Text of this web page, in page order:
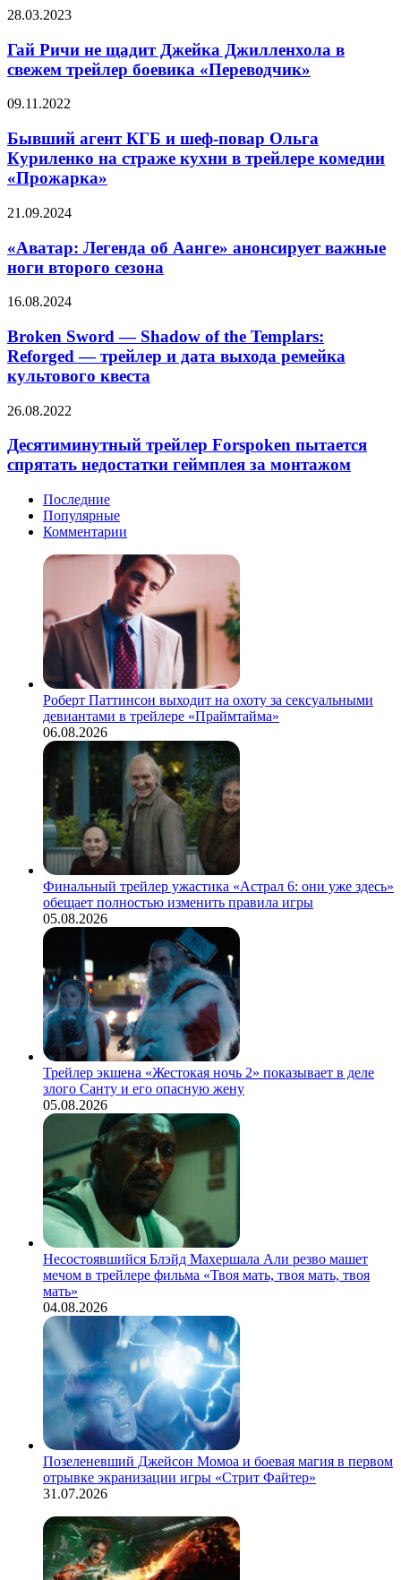
Kiseki
Farewell,
O
Zemuria
Бэтмена
Китона
(видео)
Гай
не
щадит
Джейка
в
трейлер
боевика
«Переводчик»
28.03.2023
Гай Ричи не щадит Джейка Джилленхола в
свежем трейлер боевика «Переводчик»
Бывший
КГБ
и
шеф-
повар
Куриленко
страже
кухни
в
трейлере
«Прожарка»
09.11.2022
Бывший агент КГБ и шеф-повар Ольга
Куриленко на страже кухни в трейлере комедии
«Прожарка»
«Аватар:
об
Аанге»
анонсирует
ноги
сезона
21.09.2024
«Аватар: Легенда об Аанге» анонсирует важные
ноги второго сезона
Broken
—
Shadow
of
the
Reforged
трейлер
и
дата
выхода
ремейка
культового
квеста
16.08.2024
Broken Sword — Shadow of the Templars:
Reforged — трейлер и дата выхода ремейка
культового квеста
Десятиминутный
Forspoken
пытается
спрятать
геймплея
монтажом
26.08.2022
Десятиминутный трейлер Forspoken пытается
спрятать недостатки геймплея за монтажом
Последние
Популярные
Комментарии
Роберт Паттинсон выходит на охоту за сексуальными
девиантами в трейлере «Праймтайма»
06.08.2026
Финальный трейлер ужастика «Астрал 6: они уже здесь»
обещает полностью изменить правила игры
05.08.2026
Трейлер экшена «Жестокая ночь 2» показывает в деле
злого Санту и его опасную жену
05.08.2026
Несостоявшийся Блэйд Махершала Али резво машет
мечом в трейлере фильма «Твоя мать, твоя мать, твоя
мать»
04.08.2026
Позеленевший Джейсон Момоа и боевая магия в первом
отрывке экранизации игры «Стрит Файтер»
31.07.2026